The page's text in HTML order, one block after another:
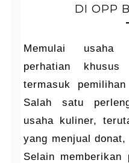
DI OPP
Memulai usaha
perhatian
termasuk
Salah satu
usaha kuliner,
yang menjual
Selain memberikan